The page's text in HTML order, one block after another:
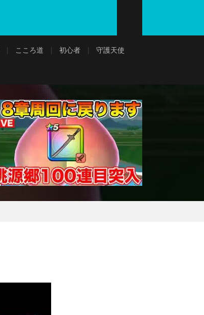
こころ道 初心者 守護天使